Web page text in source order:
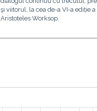
şi viitorul, la cea de-a VI-a ediție a
Aristoteles Worksop.